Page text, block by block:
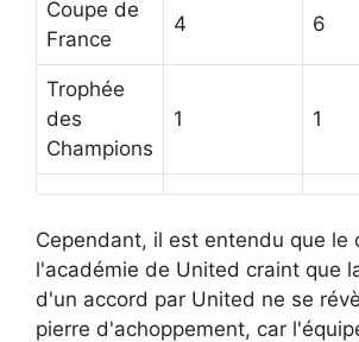
Coupe de
France
4 6
Trophée
des
Champions
1 1
Cependant, il est entendu que le
l'académie de United craint que
d'un accord par United ne se
pierre d'achoppement, car